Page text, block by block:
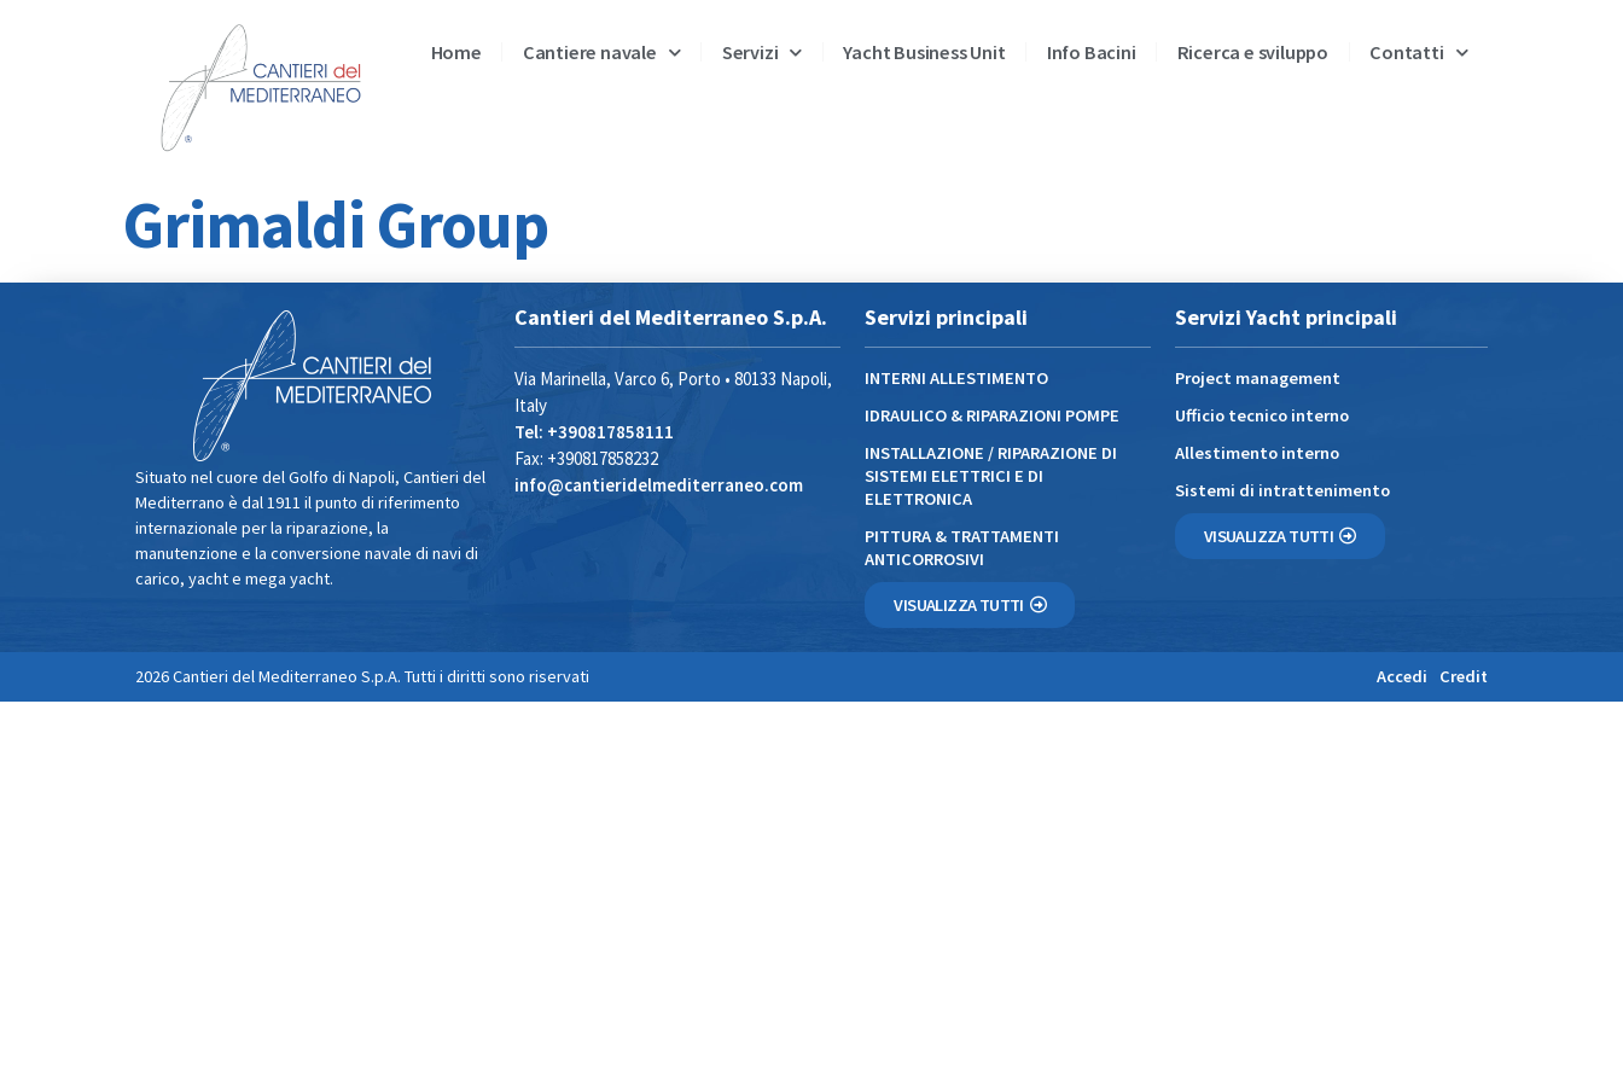
Home Cantiere navale Servizi Yacht Business Unit Info Bacini Ricerca e sviluppo Contatti
Grimaldi Group
Situato nel cuore del Golfo di Napoli, Cantieri del
Mediterrano è dal 1911 il punto di riferimento
internazionale per la riparazione, la
manutenzione e la conversione navale di navi di
carico, yacht e mega yacht.
Cantieri del Mediterraneo S.p.A.
Via Marinella, Varco 6, Porto • 80133 Napoli,
Italy
Tel: +390817858111
Fax: +390817858232
info@cantieridelmediterraneo.com
Servizi principali
INTERNI ALLESTIMENTO
IDRAULICO & RIPARAZIONI POMPE
INSTALLAZIONE / RIPARAZIONE DI
SISTEMI ELETTRICI E DI
ELETTRONICA
PITTURA & TRATTAMENTI
ANTICORROSIVI
VISUALIZZA TUTTI
Servizi Yacht principali
Project management
Ufficio tecnico interno
Allestimento interno
Sistemi di intrattenimento
VISUALIZZA TUTTI
2026 Cantieri del Mediterraneo S.p.A. Tutti i diritti sono riservati Accedi Credit